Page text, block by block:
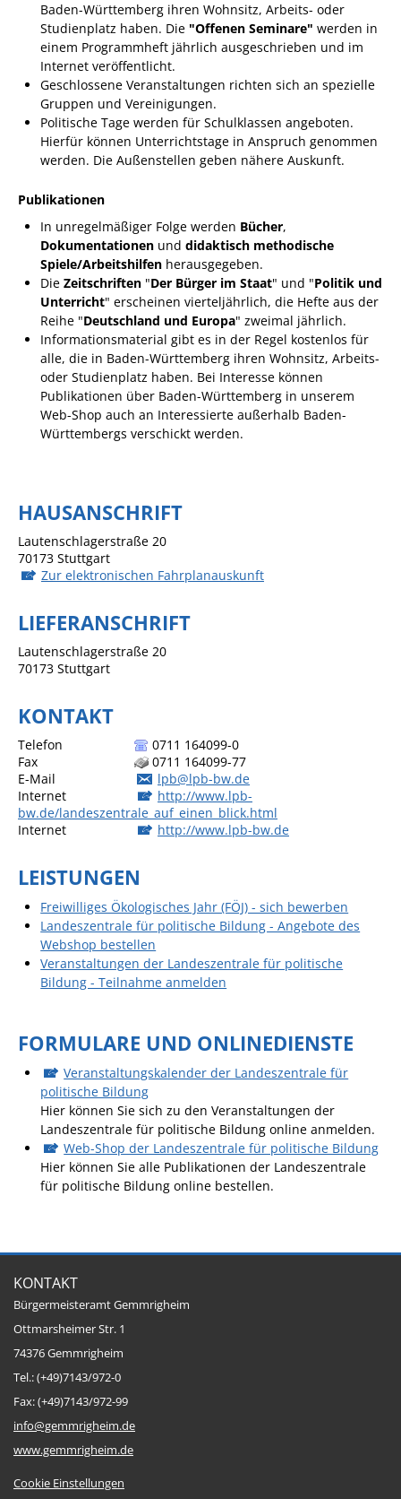
Gutachterausschuss
Organspende
Gleichstellung
Selbstbestimmung
Fachstelle
Wohnungssicherung
Mitarbeitende im Rathaus
Öffentliche
Bekanntmachungen
Ausschreibungen
Bebauungspläne
Ortsrecht
Gemeinderat
Standesamtliche
Onlinezugangsgesetz
ERLEBEN
Tourismus
Kerngeschichten
RADKultur in
Gemmrigheim
Angebote für Senioren
Orestiada
Vereine + Kultur
Kirchen
MEIN GEMMRIGHEIM
Gemmrigheim
Markungsputzete
Lesepaten gesucht!
Baden-Württemberg ihren Wohnsitz, Arbeits- oder
Studienplatz haben. Die "Offenen Seminare" werden in
einem Programmheft jährlich ausgeschrieben und im
Internet veröffentlicht.
Geschlossene Veranstaltungen richten sich an spezielle
Gruppen und Vereinigungen.
Politische Tage werden für Schulklassen angeboten.
Hierfür können Unterrichtstage in Anspruch genommen
werden. Die Außenstellen geben nähere Auskunft.
Publikationen
In unregelmäßiger Folge werden Bücher,
Dokumentationen unddidaktisch methodische
Spiele/Arbeitshilfen herausgegeben.
DieZeitschriften "Der Bürger im Staat" und "Politik und
Unterricht" erscheinen vierteljährlich, die Hefte aus der
Reihe "Deutschland und Europa" zweimal jährlich.
Informationsmaterial gibt es in der Regel kostenlos für
alle, die in Baden-Württemberg ihren Wohnsitz, Arbeits-
oder Studienplatz haben. Bei Interesse können
Publikationen über Baden-Württemberg in unserem
Web-Shop auch an Interessierte außerhalb Baden-
Württembergs verschickt werden.
HAUSANSCHRIFT
Lautenschlagerstraße 20
70173 Stuttgart
Zur elektronischen Fahrplanauskunft
LIEFERANSCHRIFT
Lautenschlagerstraße 20
70173 Stuttgart
KONTAKT
Telefon
0711 164099-0
Fax
0711 164099-77
E-Mail
lpb@lpb-bw.de
Internet
http://www.lpb-
bw.de/landeszentrale_auf_einen_blick.html
Internet
http://www.lpb-bw.de
LEISTUNGEN
Freiwilliges Ökologisches Jahr (FÖJ) - sich bewerben
Landeszentrale für politische Bildung - Angebote des
Webshop bestellen
Veranstaltungen der Landeszentrale für politische
Bildung - Teilnahme anmelden
FORMULARE UND ONLINEDIENSTE
Veranstaltungskalender der Landeszentrale für
politische Bildung
Hier können Sie sich zu den Veranstaltungen der
Landeszentrale für politische Bildung online anmelden.
Web-Shop der Landeszentrale für politische Bildung
Hier können Sie alle Publikationen der Landeszentrale
für politische Bildung online bestellen.
KONTAKT
Bürgermeisteramt Gemmrigheim
Ottmarsheimer Str. 1
74376 Gemmrigheim
Tel.: (+49)7143/972-0
Fax: (+49)7143/972-99
info@gemmrigheim.de
www.gemmrigheim.de
Cookie Einstellungen